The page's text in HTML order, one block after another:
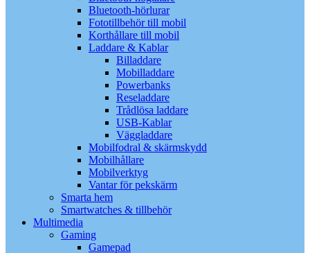
Bluetooth-hörlurar
Fototillbehör till mobil
Korthållare till mobil
Laddare & Kablar
Billaddare
Mobilladdare
Powerbanks
Reseladdare
Trådlösa laddare
USB-Kablar
Väggladdare
Mobilfodral & skärmskydd
Mobilhållare
Mobilverktyg
Vantar för pekskärm
Smarta hem
Smartwatches & tillbehör
Multimedia
Gaming
Gamepad